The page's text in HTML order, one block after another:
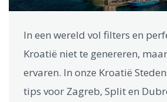
In een wereld vol filters en
Kroatië niet te genereren,
ervaren. In onze Kroatië
tips voor Zagreb, Split en